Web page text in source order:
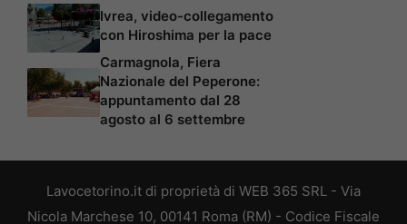
Ivrea, video-collegamento
con Hiroshima per la pace
Carmagnola, Fiera
Nazionale del Peperone:
appuntamento dal 28
agosto al 6 settembre
Lavocetorino.it di proprietà di WEB 365 SRL - Via
Nicola Marchese 10, 00141 Roma (RM) - Codice Fiscale